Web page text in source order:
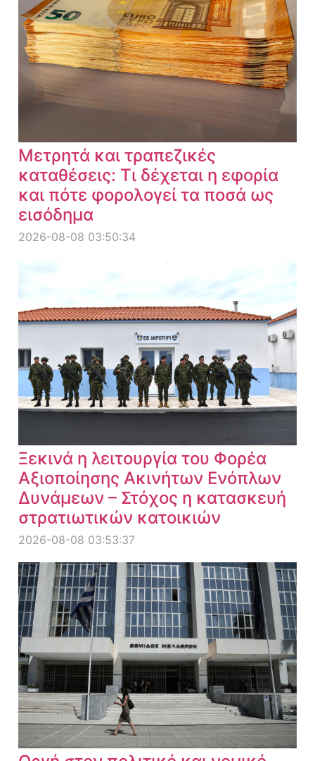
Μετρητά και τραπεζικές
καταθέσεις: Τι δέχεται η εφορία
και πότε φορολογεί τα ποσά ως
εισόδημα
2026-08-08 03:50:34
Ξεκινά η λειτουργία του Φορέα
Αξιοποίησης Ακινήτων Ενόπλων
Δυνάμεων – Στόχος η κατασκευή
στρατιωτικών κατοικιών
2026-08-08 03:53:37